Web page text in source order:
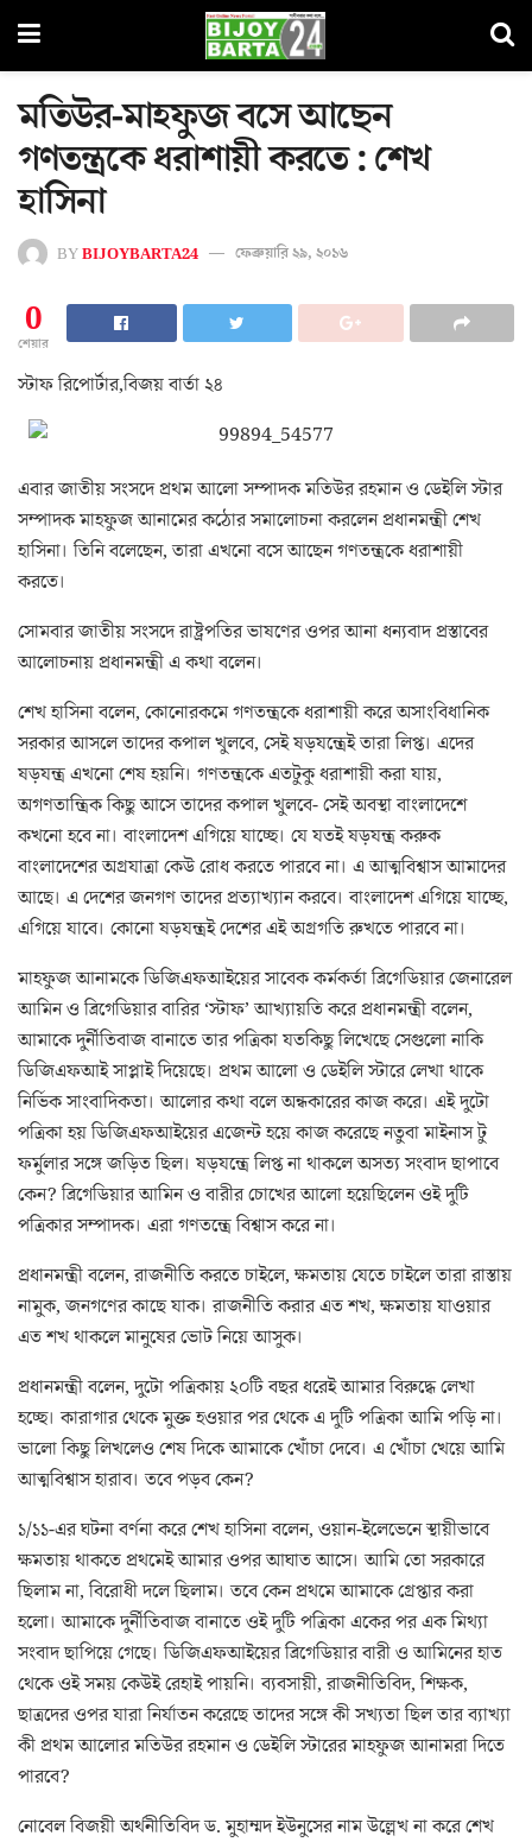
মতিউর-মাহফুজ বসে আছেন
গণতন্ত্রকে ধরাশায়ী করতে : শেখ
হাসিনা
BYBIJOYBARTA24 ফেব্রুয়ারি ২৯, ২০১৬
0
শেয়ার
স্টাফ রিপোর্টার,বিজয় বার্তা ২৪
এবার জাতীয় সংসদে প্রথম আলো সম্পাদক মতিউর রহমান ও ডেইলি স্টার
সম্পাদক মাহফুজ আনামের কঠোর সমালোচনা করলেন প্রধানমন্ত্রী শেখ
হাসিনা। তিনি বলেছেন, তারা এখনো বসে আছেন গণতন্ত্রকে ধরাশায়ী
করতে।
সোমবার জাতীয় সংসদে রাষ্ট্রপতির ভাষণের ওপর আনা ধন্যবাদ প্রস্তাবের
আলোচনায় প্রধানমন্ত্রী এ কথা বলেন।
শেখ হাসিনা বলেন, কোনোরকমে গণতন্ত্রকে ধরাশায়ী করে অসাংবিধানিক
সরকার আসলে তাদের কপাল খুলবে, সেই ষড়যন্ত্রেই তারা লিপ্ত। এদের
ষড়যন্ত্র এখনো শেষ হয়নি। গণতন্ত্রকে এতটুকু ধরাশায়ী করা যায়,
অগণতান্ত্রিক কিছু আসে তাদের কপাল খুলবে- সেই অবস্থা বাংলাদেশে
কখনো হবে না। বাংলাদেশ এগিয়ে যাচ্ছে। যে যতই ষড়যন্ত্র করুক
বাংলাদেশের অগ্রযাত্রা কেউ রোধ করতে পারবে না। এ আত্মবিশ্বাস আমাদের
আছে। এ দেশের জনগণ তাদের প্রত্যাখ্যান করবে। বাংলাদেশ এগিয়ে যাচ্ছে,
এগিয়ে যাবে। কোনো ষড়যন্ত্রই দেশের এই অগ্রগতি রুখতে পারবে না।
মাহফুজ আনামকে ডিজিএফআইয়ের সাবেক কর্মকর্তা ব্রিগেডিয়ার জেনারেল
আমিন ও ব্রিগেডিয়ার বারির ‘স্টাফ’ আখ্যায়তি করে প্রধানমন্ত্রী বলেন,
আমাকে দুর্নীতিবাজ বানাতে তার পত্রিকা যতকিছু লিখেছে সেগুলো নাকি
ডিজিএফআই সাপ্লাই দিয়েছে। প্রথম আলো ও ডেইলি স্টারে লেখা থাকে
নির্ভিক সাংবাদিকতা। আলোর কথা বলে অন্ধকারের কাজ করে। এই দুটো
পত্রিকা হয় ডিজিএফআইয়ের এজেন্ট হয়ে কাজ করেছে নতুবা মাইনাস টু
ফর্মুলার সঙ্গে জড়িত ছিল। ষড়যন্ত্রে লিপ্ত না থাকলে অসত্য সংবাদ ছাপাবে
কেন? ব্রিগেডিয়ার আমিন ও বারীর চোখের আলো হয়েছিলেন ওই দুটি
পত্রিকার সম্পাদক। এরা গণতন্ত্রে বিশ্বাস করে না।
প্রধানমন্ত্রী বলেন, রাজনীতি করতে চাইলে, ক্ষমতায় যেতে চাইলে তারা রাস্তায়
নামুক, জনগণের কাছে যাক। রাজনীতি করার এত শখ, ক্ষমতায় যাওয়ার
এত শখ থাকলে মানুষের ভোট নিয়ে আসুক।
প্রধানমন্ত্রী বলেন, দুটো পত্রিকায় ২০টি বছর ধরেই আমার বিরুদ্ধে লেখা
হচ্ছে। কারাগার থেকে মুক্ত হওয়ার পর থেকে এ দুটি পত্রিকা আমি পড়ি না।
ভালো কিছু লিখলেও শেষ দিকে আমাকে খোঁচা দেবে। এ খোঁচা খেয়ে আমি
আত্মবিশ্বাস হারাব। তবে পড়ব কেন?
১/১১-এর ঘটনা বর্ণনা করে শেখ হাসিনা বলেন, ওয়ান-ইলেভেনে স্থায়ীভাবে
ক্ষমতায় থাকতে প্রথমেই আমার ওপর আঘাত আসে। আমি তো সরকারে
ছিলাম না, বিরোধী দলে ছিলাম। তবে কেন প্রথমে আমাকে গ্রেপ্তার করা
হলো। আমাকে দুর্নীতিবাজ বানাতে ওই দুটি পত্রিকা একের পর এক মিথ্যা
সংবাদ ছাপিয়ে গেছে। ডিজিএফআইয়ের ব্রিগেডিয়ার বারী ও আমিনের হাত
থেকে ওই সময় কেউই রেহাই পায়নি। ব্যবসায়ী, রাজনীতিবিদ, শিক্ষক,
ছাত্রদের ওপর যারা নির্যাতন করেছে তাদের সঙ্গে কী সখ্যতা ছিল তার ব্যাখ্যা
কী প্রথম আলোর মতিউর রহমান ও ডেইলি স্টারের মাহফুজ আনামরা দিতে
পারবে?
নোবেল বিজয়ী অর্থনীতিবিদ ড. মুহাম্মদ ইউনুসের নাম উল্লেখ না করে শেখ